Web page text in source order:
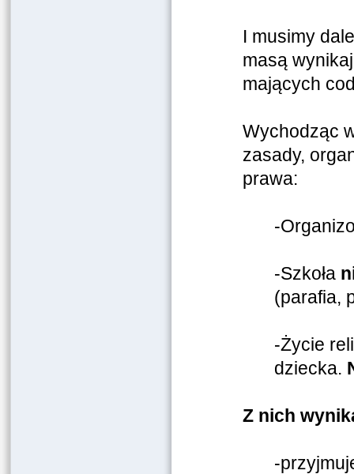
I musimy
masą
mających
Wychodząc
zasady,
prawa:
-
-Szkoła
(parafia,
-Życie
dziecka.
Z nich
-